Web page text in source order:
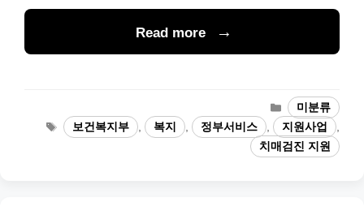
Read more
카
테
고
리
미분류
태
그
보건복지부 , 복지 , 정부서비스 , 지원사업
,
치매검진 지원